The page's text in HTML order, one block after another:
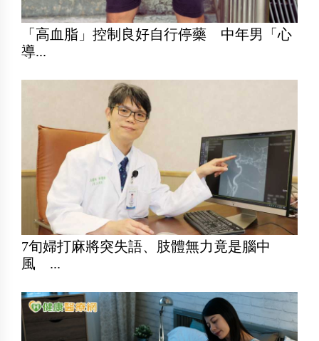
「高血脂」控制良好自行停藥 中年男「心
導...
7旬婦打麻將突失語、肢體無力竟是腦中
風 ...